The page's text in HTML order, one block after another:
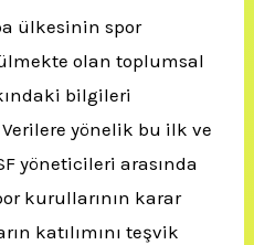
ülkesinin spor
olan toplumsal
bilgileri
yönelik bu ilk ve
yöneticileri arasında
kurullarının karar
katılımını teşvik